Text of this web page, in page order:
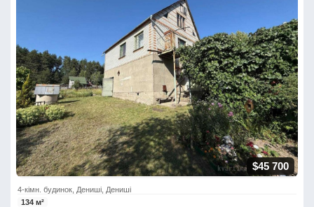
$45 700
4-кімн. будинок, Дениші, Дениші
134 м²